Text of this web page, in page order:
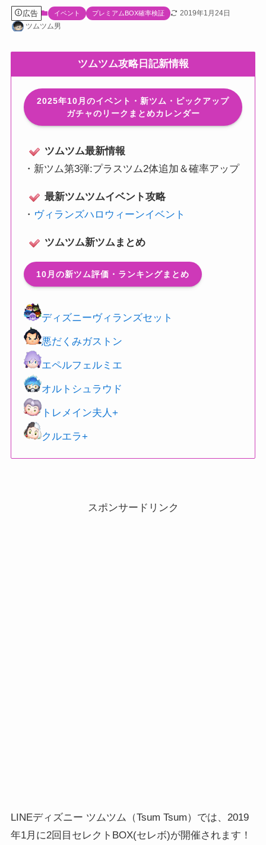
広告 イベント プレミアムBOX確率検証
2019年1月24日
ツムツム男
ツムツム攻略日記新情報
2025年10月のイベント・新ツム・ピックアップ
ガチャのリークまとめカレンダー
ツムツム最新情報
・ 新ツム第3弾:プラスツム2体追加＆確率アップ
最新ツムツムイベント攻略
・ ヴィランズハロウィーンイベント
ツムツム新ツムまとめ
10月の新ツム評価・ランキングまとめ
ディズニーヴィランズセット
悪だくみガストン
エペルフェルミエ
オルトシュラウド
トレメイン夫人+
クルエラ+
スポンサードリンク
LINEディズニー ツムツム（Tsum Tsum）では、2019
年1月に2回目セレクトBOX(セレボ)が開催されます！